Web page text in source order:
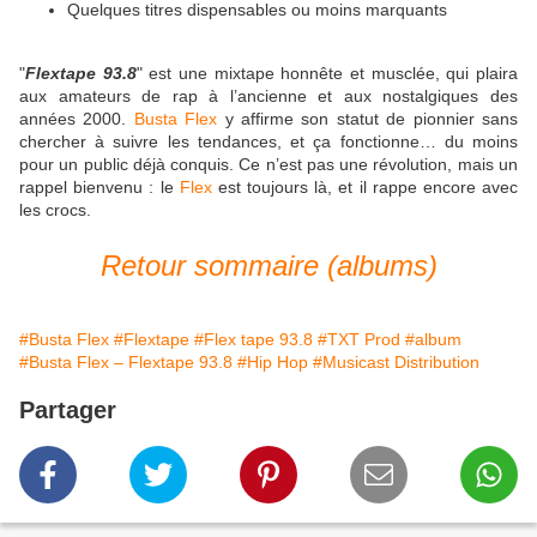
Quelques titres dispensables ou moins marquants
"Flextape 93.8" est une mixtape honnête et musclée, qui plaira
aux amateurs de rap à l’ancienne et aux nostalgiques des
années 2000. Busta Flex y affirme son statut de pionnier sans
chercher à suivre les tendances, et ça fonctionne… du moins
pour un public déjà conquis. Ce n’est pas une révolution, mais un
rappel bienvenu : le Flexest toujours là, et il rappe encore avec
les crocs.
Retour sommaire (albums)
#Busta Flex #Flextape #Flex tape 93.8 #TXT Prod #album
#Busta Flex – Flextape 93.8 #Hip Hop #Musicast Distribution
Partager